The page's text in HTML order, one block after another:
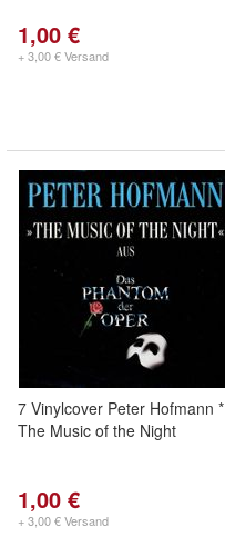
1,00 €
+ 3,00 € Versand
7 Vinylcover Peter Hofmann *
The Music of the Night
1,00 €
+ 3,00 € Versand